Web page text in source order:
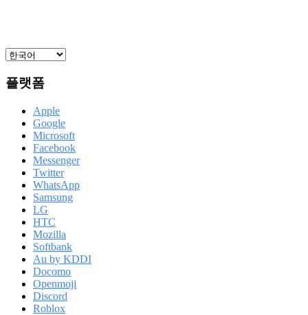
플랫폼
Apple
Google
Microsoft
Facebook
Messenger
Twitter
WhatsApp
Samsung
LG
HTC
Mozilla
Softbank
Au by KDDI
Docomo
Openmoji
Discord
Roblox